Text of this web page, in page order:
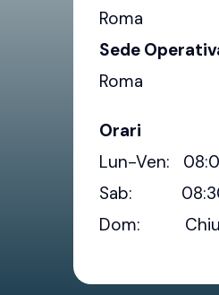
Roma
Sede
Roma
Orari
Lun-Ven:
Sab: 08:30
Dom: